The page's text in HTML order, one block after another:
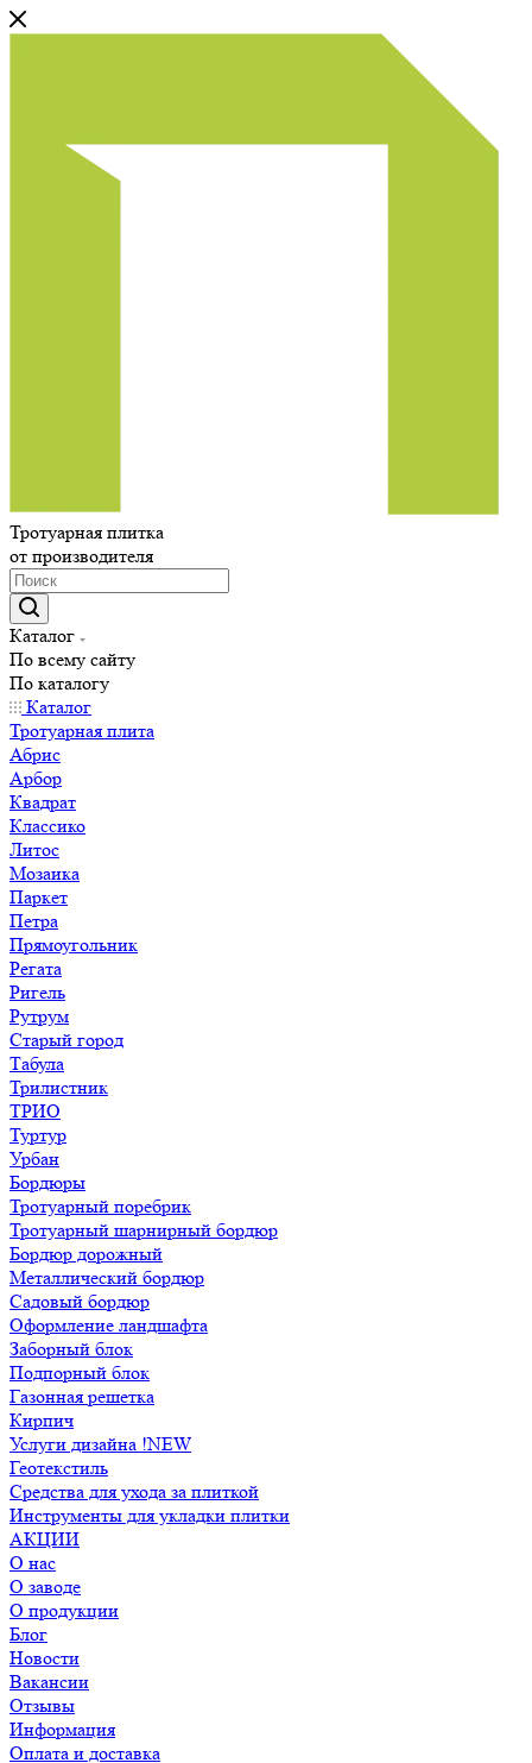
Тротуарная плитка
от производителя
Каталог
По всему сайту
По каталогу
Каталог
Тротуарная плита
Абрис
Арбор
Квадрат
Классико
Литос
Мозаика
Паркет
Петра
Прямоугольник
Регата
Ригель
Рутрум
Старый город
Табула
Трилистник
ТРИО
Туртур
Урбан
Бордюры
Тротуарный поребрик
Тротуарный шарнирный бордюр
Бордюр дорожный
Металлический бордюр
Садовый бордюр
Оформление ландшафта
Заборный блок
Подпорный блок
Газонная решетка
Кирпич
Услуги дизайна !NEW
Геотекстиль
Средства для ухода за плиткой
Инструменты для укладки плитки
АКЦИИ
О нас
О заводе
О продукции
Блог
Новости
Вакансии
Отзывы
Информация
Оплата и доставка